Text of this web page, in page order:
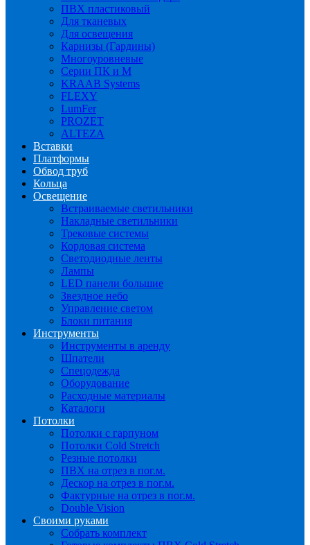
ПВХ пластиковый
Для тканевых
Для освещения
Карнизы (Гардины)
Многоуровневые
Серии ПК и М
KRAAB Systems
FLEXY
LumFer
PROZET
ALTEZA
Вставки
Платформы
Обвод труб
Кольца
Освещение
Встраиваемые светильники
Накладные светильники
Трековые системы
Кордовая система
Светодиодные ленты
Лампы
LED панели большие
Звездное небо
Управление светом
Блоки питания
Инструменты
Инструменты в аренду
Шпатели
Спецодежда
Оборудование
Расходные материалы
Каталоги
Потолки
Потолки с гарпуном
Потолки Cold Stretch
Резные потолки
ПВХ на отрез в пог.м.
Дескор на отрез в пог.м.
Фактурные на отрез в пог.м.
Double Vision
Своими руками
Собрать комплект